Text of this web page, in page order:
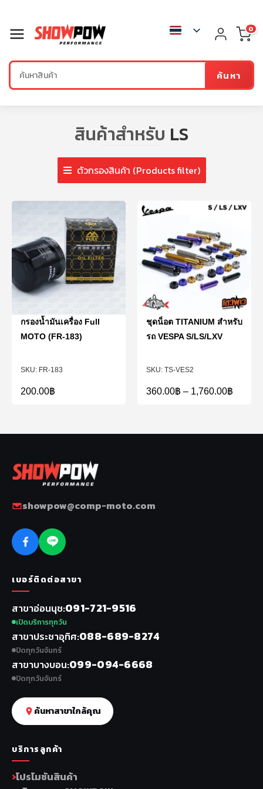
ค้นหา
0
สินค้าสำหรับ LS
ตัวกรองสินค้า (Products filter)
FR-183
กรองน้ำมันเครื่อง Full
MOTO (FR-183)
200.00฿
TS-VES2
ชุดน็อต TITANIUM สำหรับ
รถ VESPA S/LS/LXV
360.00฿ – 1,760.00฿
showpow@comp-moto.com
เบอร์ติดต่อสาขา
สาขาอ่อนนุช 091-721-9516
เปิดบริการทุกวัน
สาขาประชาอุทิศ 088-689-8274
ปิดทุกวันจันทร์
สาขาบางบอน 099-094-6668
ปิดทุกวันจันทร์
ค้นหาสาขาใกล้คุณ
บริการลูกค้า
โปรโมชันสินค้า